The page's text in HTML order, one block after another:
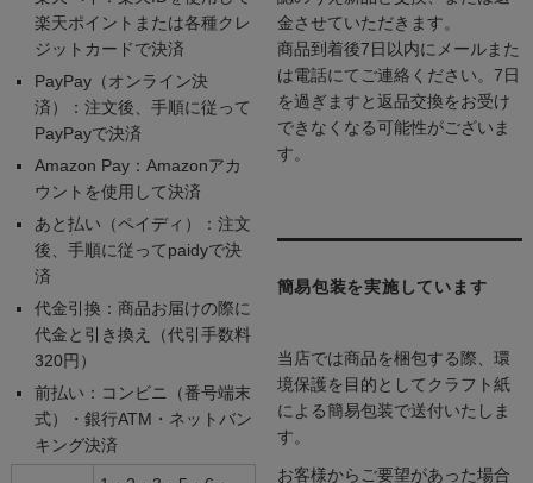
楽天ポイントまたは各種クレ
ジットカードで決済
PayPay（オンライン決
済）：注文後、手順に従って
PayPayで決済
Amazon Pay：Amazonアカ
ウントを使用して決済
あと払い（ペイディ）：注文
後、手順に従ってpaidyで決
済
代金引換：商品お届けの際に
代金と引き換え（代引手数料
320円）
前払い：コンビニ（番号端末
式）・銀行ATM・ネットバン
キング決済
金させていただきます。
商品到着後7日以内にメールまた
は電話にてご連絡ください。7日
を過ぎますと返品交換をお受け
できなくなる可能性がございま
す。
簡易包装を実施しています
当店では商品を梱包する際、環
境保護を目的としてクラフト紙
による簡易包装で送付いたしま
す。
お客様からご要望があった場合